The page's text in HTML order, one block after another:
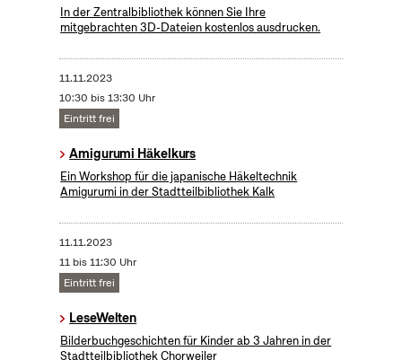
In der Zentralbibliothek können Sie Ihre
mitgebrachten 3D-Dateien kostenlos ausdrucken.
11.11.2023
10:30 bis 13:30 Uhr
Eintritt frei
Amigurumi Häkelkurs
Ein Workshop für die japanische Häkeltechnik
Amigurumi in der Stadtteilbibliothek Kalk
11.11.2023
11 bis 11:30 Uhr
Eintritt frei
LeseWelten
Bilderbuchgeschichten für Kinder ab 3 Jahren in der
Stadtteilbibliothek Chorweiler